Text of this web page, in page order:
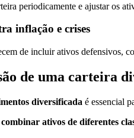
periodicamente e ajustar os
inflação e crises
de incluir ativos defensivos,
de uma carteira
diversificada é essencial
combinar ativos de diferentes